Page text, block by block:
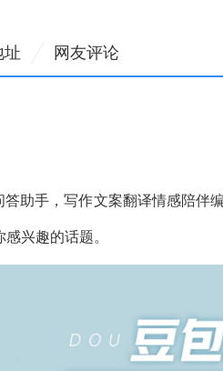
址 网友评论
答助手，写作文案翻译情感陪伴
兴趣的话题。